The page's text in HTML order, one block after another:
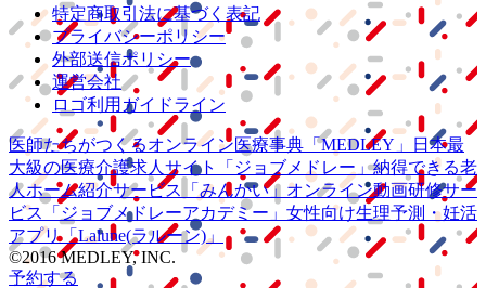
特定商取引法に基づく表記
プライバシーポリシー
外部送信ポリシー
運営会社
ロゴ利用ガイドライン
医師たちがつくるオンライン医療事典 「MEDLEY」
日本最
大級の医療介護求人サイト 「ジョブメドレー」納得できる老
人ホーム紹介サービス
「みんかい」 オンライン動画研修サー
ビス
「ジョブメドレーアカデミー」 女性向け生理予測・妊活
アプリ「Lalune(ラルーン)」
©2016 MEDLEY, INC.
予約する